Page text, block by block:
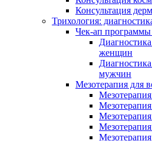
Консультация
Трихология:
Чек-ап
женщин
мужчин
Мезотерапия для